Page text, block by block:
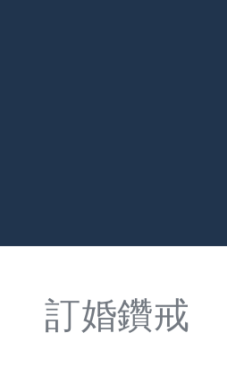
訂婚鑽戒